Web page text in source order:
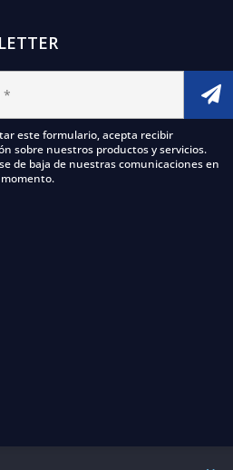
este formulario, acepta recibir
sobre nuestros productos y servicios.
de baja de nuestras comunicaciones en